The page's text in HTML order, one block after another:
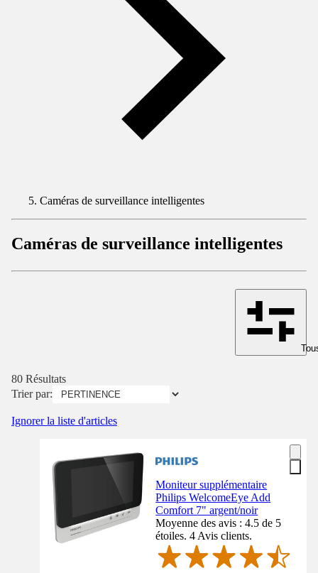
Caméras de surveillance intelligentes
Caméras de surveillance intelligentes
80 Résultats
Trier par:
Ignorer la liste d'articles
Moniteur supplémentaire
Philips WelcomeEye Add
Comfort 7" argent/noir
Moyenne des avis : 4.5 de 5
étoiles. 4 Avis clients.